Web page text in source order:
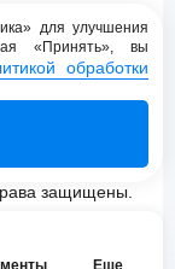
Еще
дом»
защищены.
для улучшения
«Принять», вы
обработки